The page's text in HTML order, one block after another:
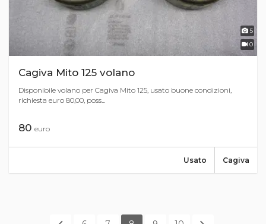
5
0
Cagiva Mito 125 volano
Disponibile volano per Cagiva Mito 125, usato buone condizioni,
richiesta euro 80,00, poss...
80 euro
Cagiva
Usato